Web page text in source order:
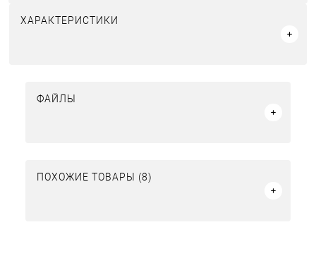
ХАРАКТЕРИСТИКИ
ФАЙЛЫ
ПОХОЖИЕ ТОВАРЫ (8)